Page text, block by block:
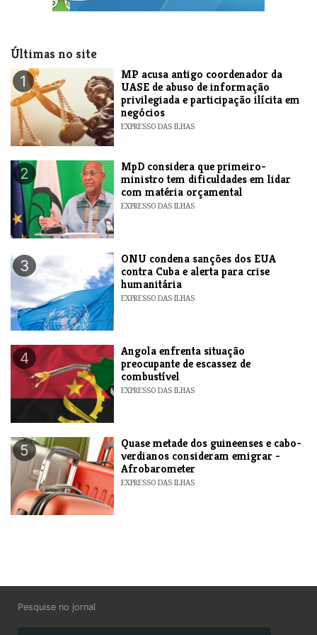
Últimas no site
1
MP acusa antigo coordenador da
UASE de abuso de informação
privilegiada e participação ilícita em
negócios
EXPRESSO DAS ILHAS
2
MpD considera que primeiro-
ministro tem dificuldades em lidar
com matéria orçamental
EXPRESSO DAS ILHAS
3
ONU condena sanções dos EUA
contra Cuba e alerta para crise
humanitária
EXPRESSO DAS ILHAS
4
Angola enfrenta situação
preocupante de escassez de
combustível
EXPRESSO DAS ILHAS
5
Quase metade dos guineenses e cabo-
verdianos consideram emigrar -
Afrobarometer
EXPRESSO DAS ILHAS
Pesquise no jornal